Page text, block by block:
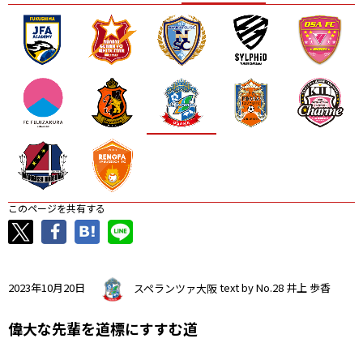
ニッパツ 名古屋 静岡 愛媛Ｌ
このページを共有する
2023年10月20日 スペランツァ大阪text by No.28 井上 歩香
偉大な先輩を道標にすすむ道